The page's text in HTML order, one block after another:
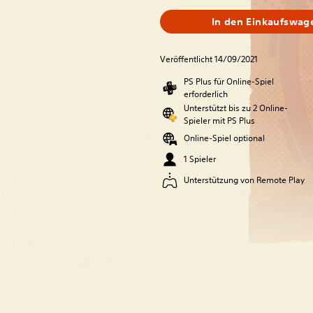
In den
Veröffentlicht 14/09/2021
PS Plus für Online-Spiel
erforderlich
Unterstützt bis zu 2 Online-
Spieler mit PS Plus
Online-Spiel optional
1 Spieler
Unterstützung von Remote Play